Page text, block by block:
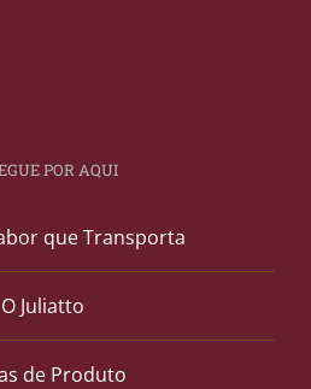
POR AQUI
que Transporta
O Juliatto
de Produto